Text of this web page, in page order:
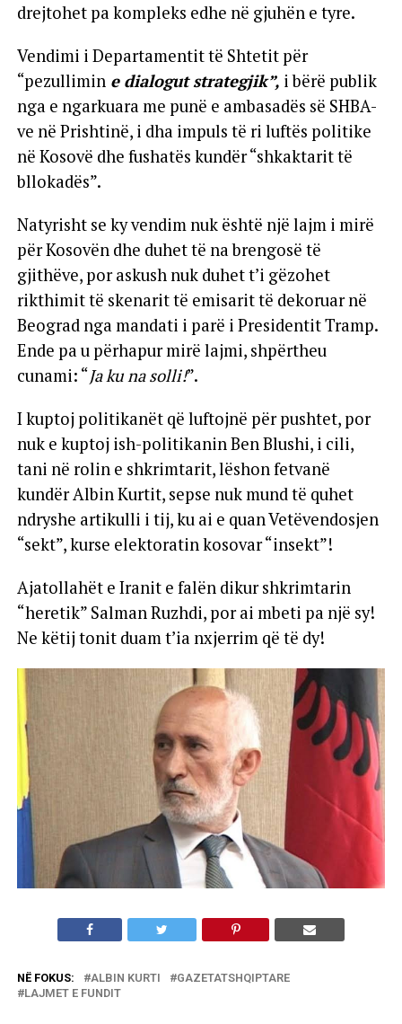
drejtohet pa kompleks edhe në gjuhën e tyre.
Vendimi i Departamentit të Shtetit për
“pezullimine dialogut strategjik”, i bërë publik
nga e ngarkuara me punë e ambasadës së SHBA-
ve në Prishtinë, i dha impuls të ri luftës politike
në Kosovë dhe fushatës kundër “shkaktarit të
bllokadës”.
Natyrisht se ky vendim nuk është një lajm i mirë
për Kosovën dhe duhet të na brengosë të
gjithëve, por askush nuk duhet t’i gëzohet
rikthimit të skenarit të emisarit të dekoruar në
Beograd nga mandati i parë i Presidentit Tramp.
Ende pa u përhapur mirë lajmi, shpërtheu
cunami: “Ja ku na solli!”.
I kuptoj politikanët që luftojnë për pushtet, por
nuk e kuptoj ish-politikanin Ben Blushi, i cili,
tani në rolin e shkrimtarit, lëshon fetvanë
kundër Albin Kurtit, sepse nuk mund të quhet
ndryshe artikulli i tij, ku ai e quan Vetëvendosjen
“sekt”, kurse elektoratin kosovar “insekt”!
Ajatollahët e Iranit e falën dikur shkrimtarin
“heretik” Salman Ruzhdi, por ai mbeti pa një sy!
Ne këtij tonit duam t’ia nxjerrim që të dy!
NË FOKUS: ALBIN KURTI
GAZETATSHQIPTARE
LAJMET E FUNDIT